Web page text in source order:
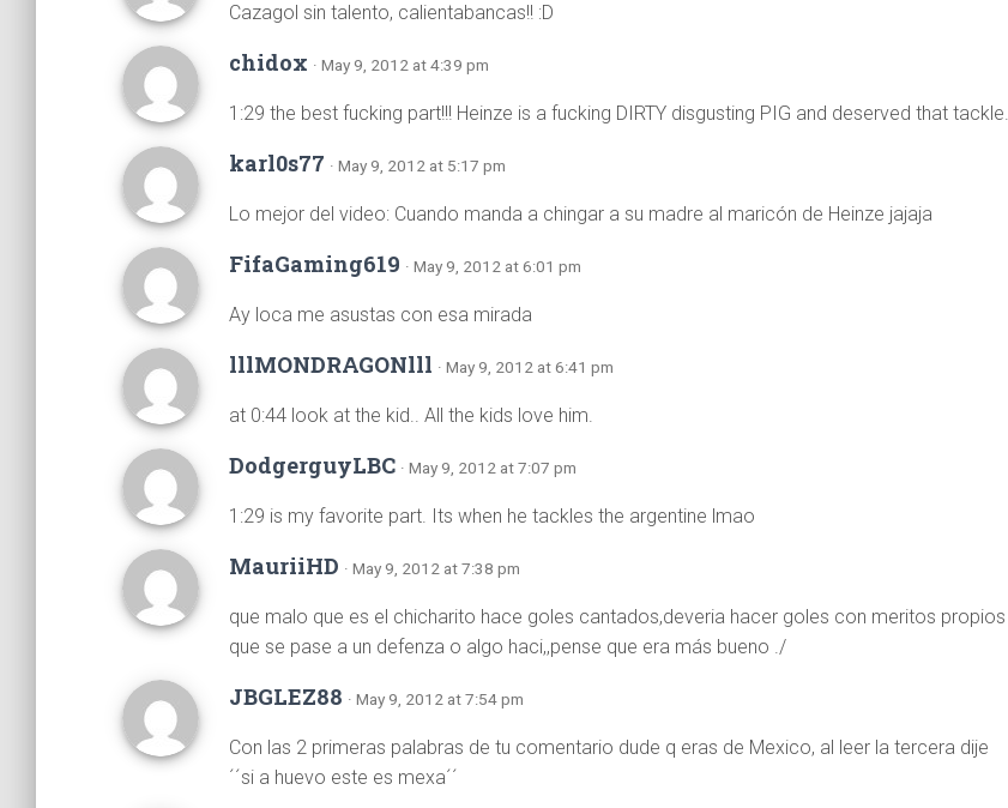
Cazagol sin talento, calientabancas!! :D
chidox · May 9, 2012 at 4:39 pm
1:29 the best fucking part!!! Heinze is a fucking DIRTY disgusting PIG and deserved that tackle.
karl0s77 · May 9, 2012 at 5:17 pm
Lo mejor del video: Cuando manda a chingar a su madre al maricón de Heinze jajaja
FifaGaming619 · May 9, 2012 at 6:01 pm
Ay loca me asustas con esa mirada
lllMONDRAGONlll · May 9, 2012 at 6:41 pm
at 0:44 look at the kid.. All the kids love him.
DodgerguyLBC · May 9, 2012 at 7:07 pm
1:29 is my favorite part. Its when he tackles the argentine lmao
MauriiHD · May 9, 2012 at 7:38 pm
que malo que es el chicharito hace goles cantados,deveria hacer goles con meritos propios
que se pase a un defenza o algo haci,,pense que era más bueno ./
JBGLEZ88 · May 9, 2012 at 7:54 pm
Con las 2 primeras palabras de tu comentario dude q eras de Mexico, al leer la tercera dije
´´si a huevo este es mexa´´